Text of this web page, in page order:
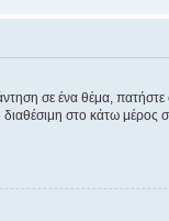
σε ένα θέμα,
στο κάτω